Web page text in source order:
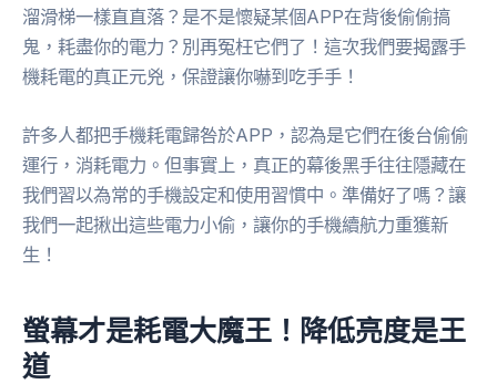
溜滑梯一樣直直落？是不是懷疑某個APP在背後偷偷搞
鬼，耗盡你的電力？別再冤枉它們了！這次我們要揭露手
機耗電的真正元兇，保證讓你嚇到吃手手！
許多人都把手機耗電歸咎於APP，認為是它們在後台偷偷
運行，消耗電力。但事實上，真正的幕後黑手往往隱藏在
我們習以為常的手機設定和使用習慣中。準備好了嗎？讓
我們一起揪出這些電力小偷，讓你的手機續航力重獲新
生！
螢幕才是耗電大魔王！降低亮度是王
道